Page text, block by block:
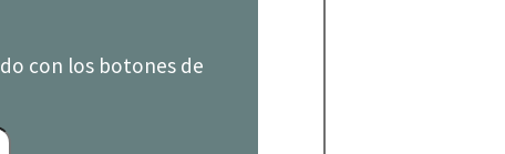
con los botones de